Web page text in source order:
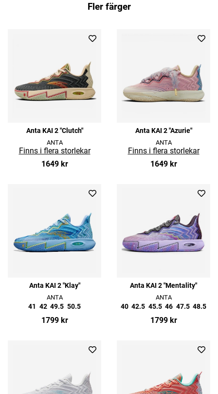
Fler färger
Anta KAI 2 "Clutch"
ANTA
1649 kr
Anta KAI 2 "Azurie"
ANTA
1649 kr
Anta KAI 2 "Klay"
ANTA
41 42 49.5 50.5
1799 kr
Anta KAI 2 "Mentality"
ANTA
40 42.5 45.5 46 47.5 48.5
1799 kr